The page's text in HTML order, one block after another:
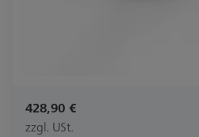
428,90 €
zzgl. USt.